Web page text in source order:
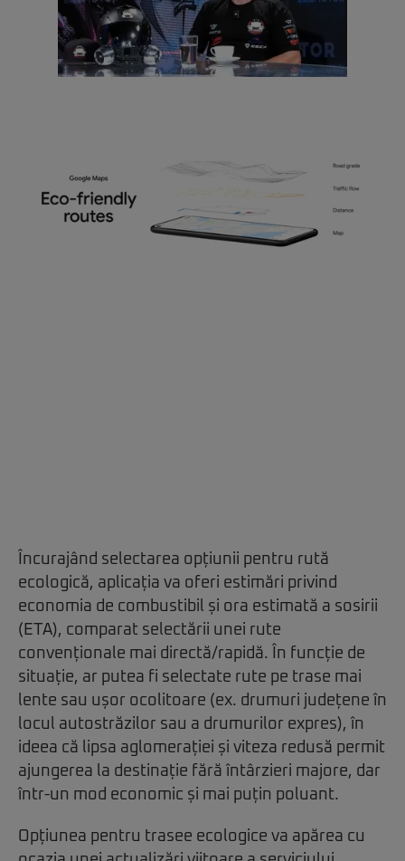
Încurajând selectarea opțiunii pentru rută
ecologică, aplicația va oferi estimări privind
economia de combustibil și ora estimată a sosirii
(ETA), comparat selectării unei rute
convenționale mai directă/rapidă. În funcție de
situație, ar putea fi selectate rute pe trase mai
lente sau ușor ocolitoare (ex. drumuri județene în
locul autostrăzilor sau a drumurilor expres), în
ideea că lipsa aglomerației și viteza redusă permit
ajungerea la destinație fără întârzieri majore, dar
într-un mod economic și mai puțin poluant.
Opțiunea pentru trasee ecologice va apărea cu